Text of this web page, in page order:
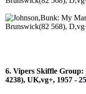
6. Vipers Skiffle Group:
4238), UK,vg+, 1957 -